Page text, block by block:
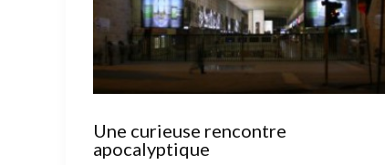
Une curieuse rencontre
apocalyptique